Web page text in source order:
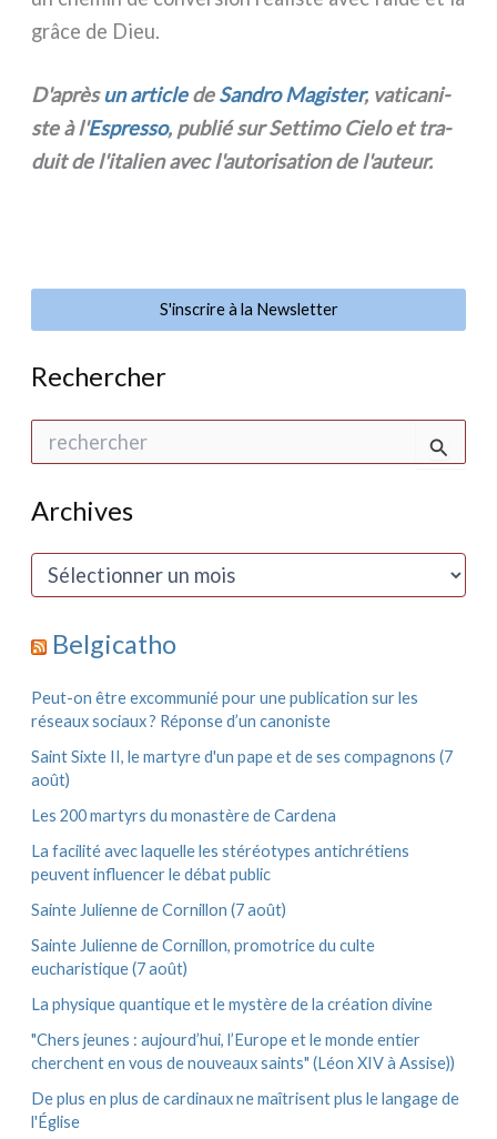
grâ­ce de Dieu.
D'aprèsun arti­cledeSandro Magister, vati­ca­ni­
ste à l'Espresso, publié sur Settimo Cielo et tra­
duit de l'italien avec l'autorisation de l'auteur.
S'inscrire à la Newsletter
Rechercher
e
c
Archives
A
i
e
s
Belgicatho
Peut-on être excommunié pour une publication sur les
réseaux sociaux ? Réponse d’un canoniste
Saint Sixte II, le martyre d'un pape et de ses compagnons (7
août)
Les 200 martyrs du monastère de Cardena
La facilité avec laquelle les stéréotypes antichrétiens
peuvent influencer le débat public
Sainte Julienne de Cornillon (7 août)
Sainte Julienne de Cornillon, promotrice du culte
eucharistique (7 août)
La physique quantique et le mystère de la création divine
"Chers jeunes : aujourd’hui, l’Europe et le monde entier
cherchent en vous de nouveaux saints" (Léon XIV à Assise))
De plus en plus de cardinaux ne maîtrisent plus le langage de
l'Église